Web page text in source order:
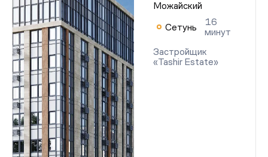
Можайский
Сетунь
16
минут
Застройщик
«Tashir Estate»